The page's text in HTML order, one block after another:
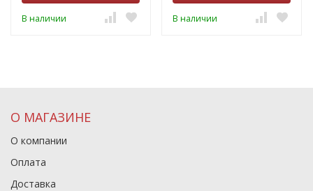
В наличии В наличии
О МАГАЗИНЕ
О компании
Оплата
Доставка